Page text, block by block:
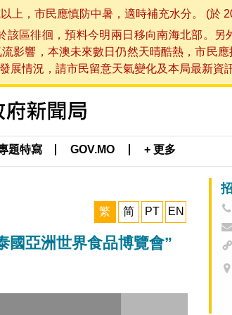
上，市民應慎防中暑，適時補充水分。 (於
區徘徊，預料今明兩日移向南海北部。
影響，本澳未來數日仍然天晴酷熱，市民
情況，請市民留意天氣變化及本局最新資
題特寫 GOV.MO + 更多
繁 简 PT EN
國亞洲世界食品博覽會”